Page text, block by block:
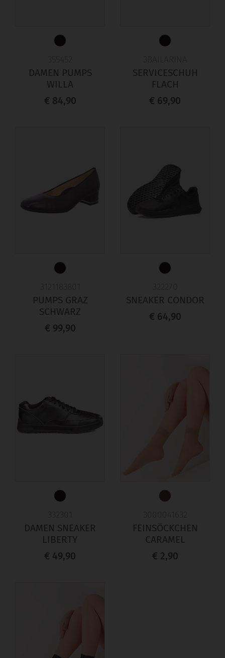
DAMEN PUMPS
WILLA
€ 84,90
SERVICESCHUH
FLACH
€ 69,90
PUMPS GRAZ
SCHWARZ
€ 99,90
SNEAKER CONDOR
€ 64,90
DAMEN SNEAKER
LIBERTY
€ 49,90
FEINSÖCKCHEN
CARAMEL
€ 2,90